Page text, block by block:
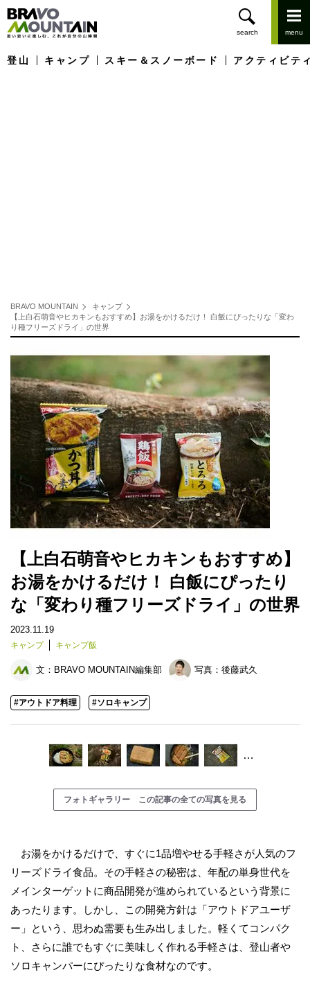
登山 キャンプ スキー＆スノーボード アクティビテ
BRAVO MOUNTAIN
キャンプ
【上白石萌音やヒカキンもおすすめ】お湯をかけるだけ！ 白飯にぴったりな「変わ
り種フリーズドライ」の世界
【上白石萌音やヒカキンもおすすめ】
お湯をかけるだけ！ 白飯にぴったり
な「変わり種フリーズドライ」の世界
2023.11.19
キャンプ キャンプ飯
文： BRAVO MOUNTAIN編集部 写真： 後藤武久
#アウトドア料理 #ソロキャンプ
…
フォトギャラリー この記事の全ての写真を見る
お湯をかけるだけで、すぐに1品増やせる手軽さが人気のフ
リーズドライ食品。その手軽さの秘密は、年配の単身世代を
メインターゲットに商品開発が進められているという背景に
あったります。しかし、この開発方針は「アウトドアユーザ
ー」という、思わぬ需要も生み出しました。軽くてコンパク
ト、さらに誰でもすぐに美味しく作れる手軽さは、登山者や
ソロキャンパーにぴったりな食材なのです。